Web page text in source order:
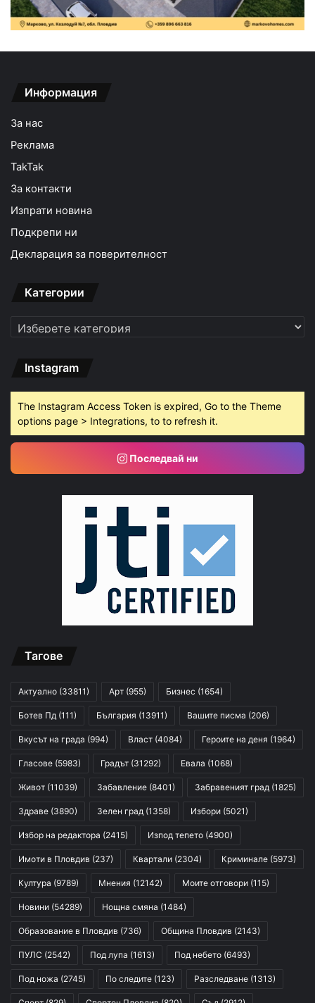
Информация
За нас
Реклама
TakTak
За контакти
Изпрати новина
Подкрепи ни
Декларация за поверителност
Категории
Категории
Instagram
The Instagram Access Token is expired, Go to the Theme
options page > Integrations, to to refresh it.
Последвай ни
Тагове
Актуално (33811) Арт (955) Бизнес (1654)
Ботев Пд (111) България (13911) Вашите писма (206)
Вкусът на града (994) Власт (4084) Героите на деня (1964)
Гласове (5983) Градът (31292) Евала (1068)
Живот (11039) Забавление (8401) Забравеният град (1825)
Здраве (3890) Зелен град (1358) Избори (5021)
Избор на редактора (2415) Изпод тепето (4900)
Имоти в Пловдив (237) Квартали (2304) Криминале (5973)
Култура (9789) Мнения (12142) Моите отговори (115)
Новини (54289) Нощна смяна (1484)
Образование в Пловдив (736) Община Пловдив (2143)
ПУЛС (2542) Под лупа (1613) Под небето (6493)
Под ножа (2745) По следите (123) Разследване (1313)